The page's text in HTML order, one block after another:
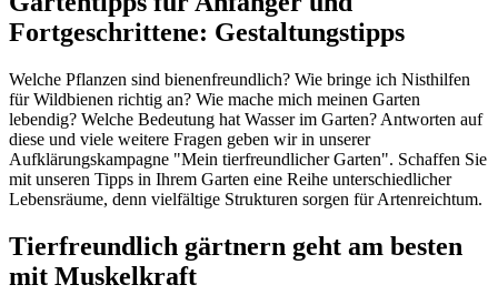
Fortgeschrittene: Gestaltungstipps
Welche Pflanzen sind bienenfreundlich? Wie bringe ich Nisthilfen
für Wildbienen richtig an? Wie mache mich meinen Garten
lebendig? Welche Bedeutung hat Wasser im Garten? Antworten auf
diese und viele weitere Fragen geben wir in unserer
Aufklärungskampagne "Mein tierfreundlicher Garten". Schaffen Sie
mit unseren Tipps in Ihrem Garten eine Reihe unterschiedlicher
Lebensräume, denn vielfältige Strukturen sorgen für Artenreichtum.
Tierfreundlich gärtnern geht am besten
mit Muskelkraft